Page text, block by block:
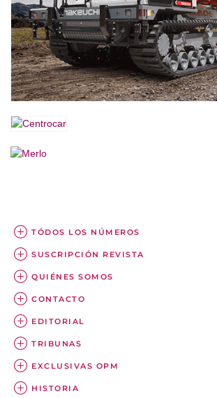
TÓDOS LOS NÚMEROS
SUSCRIPCIÓN REVISTA
QUIÉNES SOMOS
CONTACTO
EDITORIAL
TRIBUNAS
EXCLUSIVAS OPM
HISTORIA